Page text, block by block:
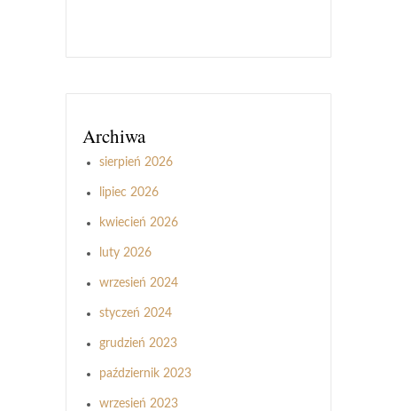
Archiwa
sierpień 2026
lipiec 2026
kwiecień 2026
luty 2026
wrzesień 2024
styczeń 2024
grudzień 2023
październik 2023
wrzesień 2023